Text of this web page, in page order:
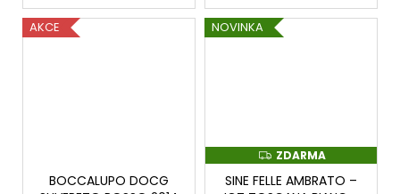
AKCE
BOCCALUPO DOCG
NOVINKA
Z
D
A
ZDARMA
SINE FELLE AMBRATO –